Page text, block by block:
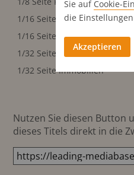
1/16 Seite hoch
1/16 Seite Reklame hoch
1/32 Seite Reklamen quer
1/32 Seite Immobilien
Nutzen Sie diesen Button
dieses Titels direkt in die
Sie auf Cookie-
die
Akzeptieren